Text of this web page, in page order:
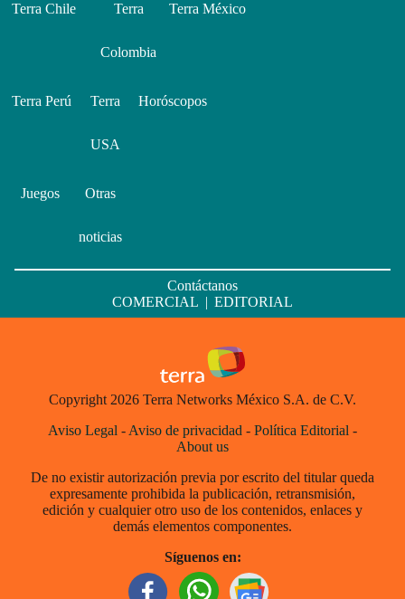
Terra Chile Terra
Colombia
Terra México
Terra Perú Terra
USA
Horóscopos
Juegos Otras
noticias
Contáctanos
COMERCIAL | EDITORIAL
Copyright 2026 Terra Networks México S.A. de C.V.
Aviso Legal - Aviso de privacidad - Política Editorial -
About us
De no existir autorización previa por escrito del titular queda
expresamente prohibida la publicación, retransmisión,
edición y cualquier otro uso de los contenidos, enlaces y
demás elementos componentes.
Síguenos en: